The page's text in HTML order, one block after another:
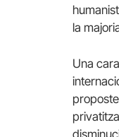
la
Una